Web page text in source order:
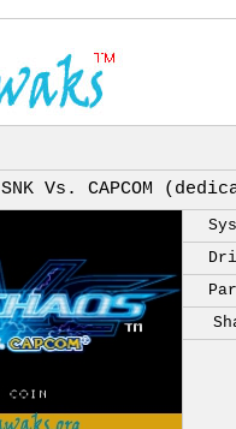
SNK Vs. CAPCOM